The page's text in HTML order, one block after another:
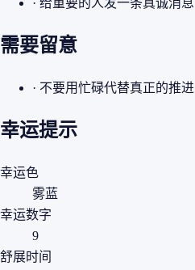
· 给重要的人发一条真诚消息
需要留意
· 不要用忙碌代替真正的推进
幸运提示
幸运色
雾蓝
幸运数字
9
舒展时间